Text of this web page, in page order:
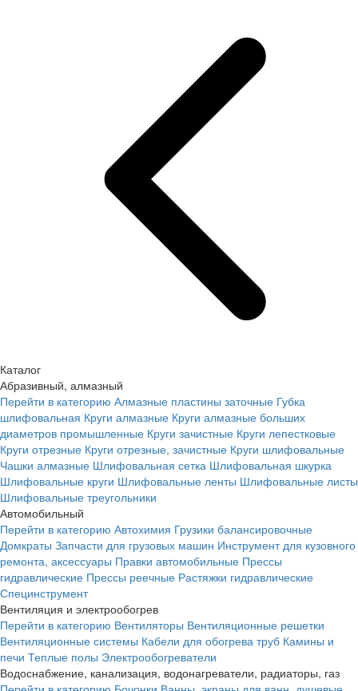
Каталог
Абразивный, алмазный
Перейти в категорию Алмазные пластины заточные Губка
шлифовальная Круги алмазные Круги алмазные больших
диаметров промышленные Круги зачистные Круги лепестковые
Круги отрезные Круги отрезные, зачистные Круги шлифовальные
Чашки алмазные Шлифовальная сетка Шлифовальная шкурка
Шлифовальные круги Шлифовальные ленты Шлифовальные листы
Шлифовальные треугольники
Автомобильный
Перейти в категорию Автохимия Грузики балансировочные
Домкраты Запчасти для грузовых машин Инструмент для кузовного
ремонта, аксессуары Правки автомобильные Прессы
гидравлические Прессы реечные Растяжки гидравлические
Специнструмент
Вентиляция и электрообогрев
Перейти в категорию Вентиляторы Вентиляционные решетки
Вентиляционные системы Кабели для обогрева труб Камины и
печи Теплые полы Электрообогреватели
Водоснабжение, канализация, водонагреватели, радиаторы, газ